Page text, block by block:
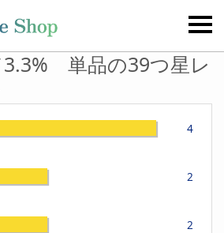
3.3% 単品の39つ星レ
4
2
2